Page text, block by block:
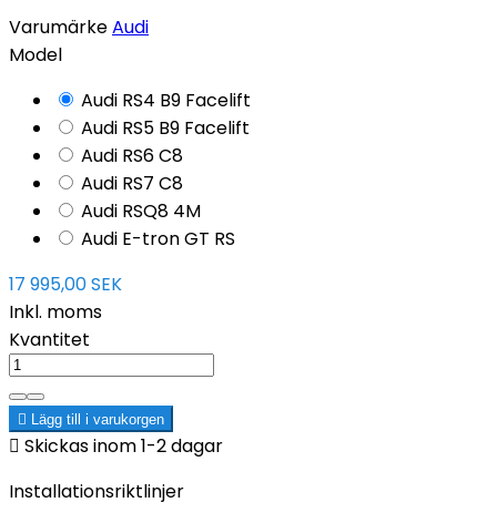
VarumärkeAudi
Model
Audi RS4 B9 Facelift
Audi RS5 B9 Facelift
Audi RS6 C8
Audi RS7 C8
Audi RSQ8 4M
Audi E-tron GT RS
17 995,00 SEK
Inkl. moms
Kvantitet
 Lägg till i varukorgen
 Skickas inom 1-2 dagar
Installationsriktlinjer